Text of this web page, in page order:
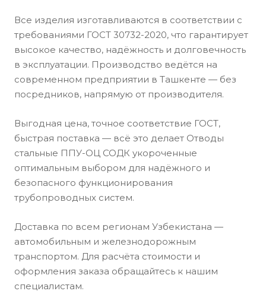
Все изделия изготавливаются в соответствии с
требованиями ГОСТ 30732-2020, что гарантирует
высокое качество, надёжность и долговечность
в эксплуатации. Производство ведётся на
современном предприятии в Ташкенте — без
посредников, напрямую от производителя.
Выгодная цена, точное соответствие ГОСТ,
быстрая поставка — всё это делает Отводы
стальные ППУ-ОЦ СОДК укороченные
оптимальным выбором для надёжного и
безопасного функционирования
трубопроводных систем.
Доставка по всем регионам Узбекистана —
автомобильным и железнодорожным
транспортом. Для расчёта стоимости и
оформления заказа обращайтесь к нашим
специалистам.